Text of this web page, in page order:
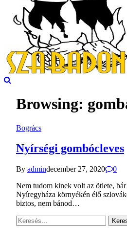
Browsing:
Bogrács
Nyírségi gombócleves
By admindecember 27, 2020
0
Nem tudom kinek volt az ötlete,
Nyíregyháza környékén élő
biztos, nem bánod…
Keresés: